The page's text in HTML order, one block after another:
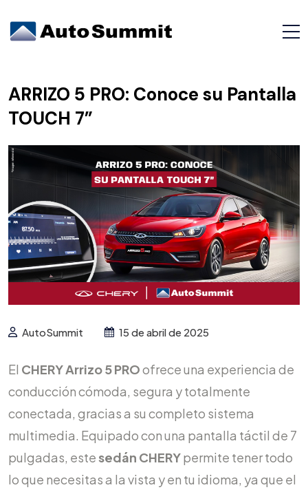
ARRIZO 5 PRO: Conoce su Pantalla
TOUCH 7”
AutoSummit 15 de abril de 2025
El CHERY Arrizo 5 PROofrece una experiencia de
conducción cómoda, segura y totalmente
conectada, gracias a su completo sistema
multimedia. Equipado con una pantalla táctil de 7
pulgadas, estesedán CHERYpermite tener todo
lo que necesitas a la vista y en tu idioma, ya que el